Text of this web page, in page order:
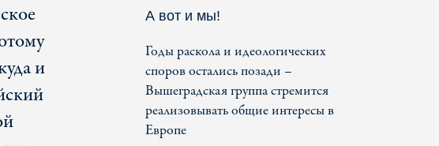
и
А вот и мы!
Годы раскола и идеологических
споров остались позади –
Вышеградская группа стремится
реализовывать общие интересы в
Европе